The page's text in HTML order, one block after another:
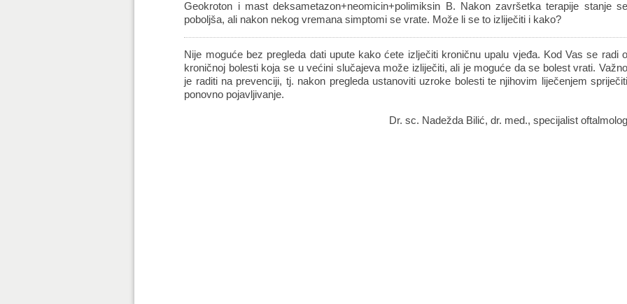
Geokroton i mast deksametazon+neomicin+polimiksin B. Nakon završetka terapije stanje se
poboljša, ali nakon nekog vremana simptomi se vrate. Može li se to izliječiti i kako?
Nije moguće bez pregleda dati upute kako ćete izlječiti kroničnu upalu vjeđa. Kod Vas se radi o
kroničnoj bolesti koja se u većini slučajeva može izliječiti, ali je moguće da se bolest vrati. Važno
je raditi na prevenciji, tj. nakon pregleda ustanoviti uzroke bolesti te njihovim liječenjem spriječiti
ponovno pojavljivanje.
Dr. sc. Nadežda Bilić, dr. med., specijalist oftalmolog